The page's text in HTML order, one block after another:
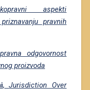
aspekti
pravnih
odgovornost
proizvoda
,Jurisdiction Over